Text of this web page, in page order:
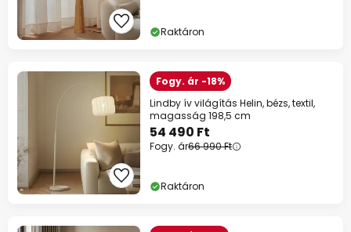
Raktáron
Fogy. ár -18%
Lindby ív világítás Helin, bézs, textil,
magasság 198,5 cm
54 490 Ft
Fogy. ár66 990 Ft
Raktáron